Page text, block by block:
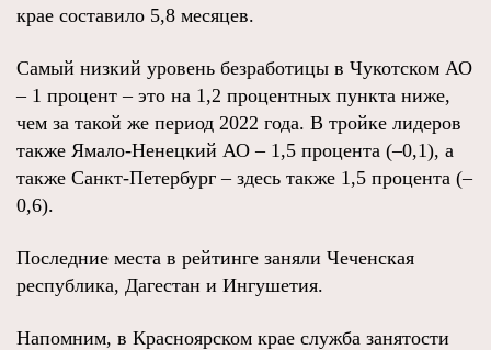
крае составило 5,8 месяцев.
Самый низкий уровень безработицы в Чукотском АО
– 1 процент – это на 1,2 процентных пункта ниже,
чем за такой же период 2022 года. В тройке лидеров
также Ямало-Ненецкий АО – 1,5 процента (–0,1), а
также Санкт-Петербург – здесь также 1,5 процента (–
0,6).
Последние места в рейтинге заняли Чеченская
республика, Дагестан и Ингушетия.
Напомним, в Красноярском крае служба занятости